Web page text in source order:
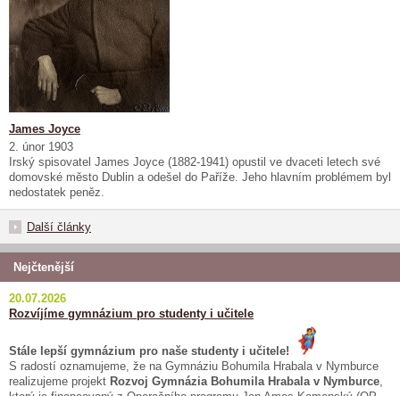
James Joyce
2. únor 1903
Irský spisovatel James Joyce (1882-1941) opustil ve dvaceti letech své
domovské město Dublin a odešel do Paříže. Jeho hlavním problémem byl
nedostatek peněz.
Další články
Nejčtenější
20.07.2026
Rozvíjíme gymnázium pro studenty i učitele
Stále lepší gymnázium pro naše studenty i učitele!
S radostí oznamujeme, že na Gymnáziu Bohumila Hrabala v Nymburce
realizujeme projekt Rozvoj Gymnázia Bohumila Hrabala v Nymburce